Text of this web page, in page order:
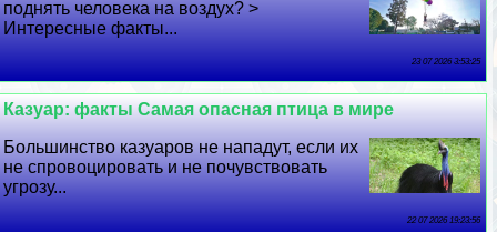
поднять человека на воздух? >
Интересные факты...
23 07 2026 3:53:25
Казуар: факты Самая опасная птица в мире
Большинство казуаров не нападут, если их
не спровоцировать и не почувствовать
угрозу...
22 07 2026 19:23:56